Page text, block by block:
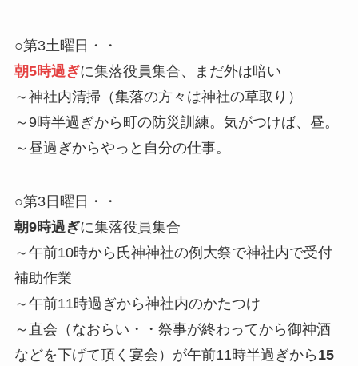
○第3土曜日・・
朝5時過ぎに集落役員集合、まだ外は暗い
～神社内清掃（集落の方々は神社の草取り）
～9時半過ぎから町の防災訓練。気がつけば、昼。
～昼過ぎからやっと自分の仕事。
○第3日曜日・・
朝9時過ぎに集落役員集合
～午前10時から氏神神社の例大祭で神社内で受付
補助作業
～午前11時過ぎから神社内のかたつけ
～直会（なおらい・・祭事が終わってから御神酒
などを下げて頂く宴会）が午前11時半過ぎから 15